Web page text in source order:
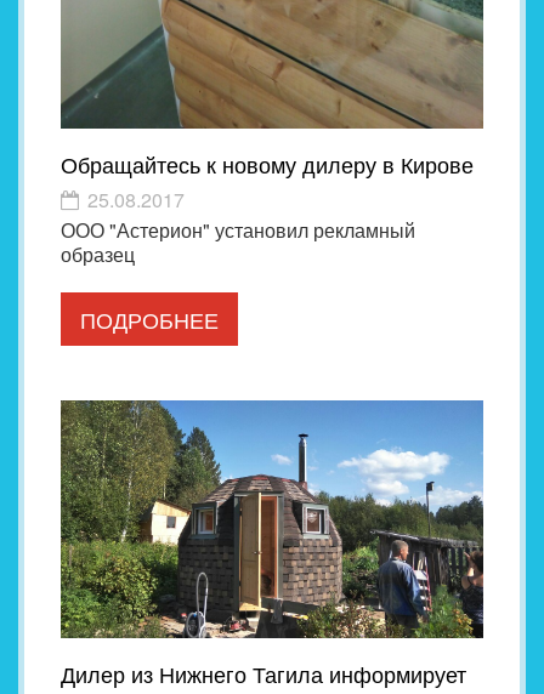
Обращайтесь к новому дилеру в Кирове
25.08.2017
ООО "Астерион" установил рекламный
образец
ПОДРОБНЕЕ
Дилер из Нижнего Тагила информирует